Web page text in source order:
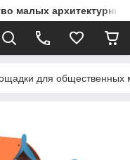
малых
для общественных